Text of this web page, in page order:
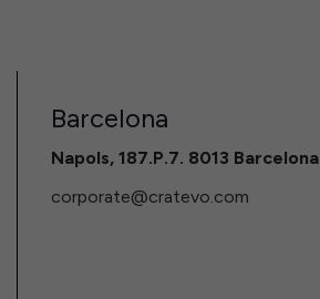
Barcelona
Napols, 187.P.7. 8013 Barcelona
corporate@cratevo.com